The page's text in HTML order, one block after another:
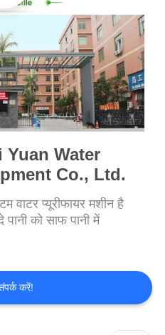
Yuan Water
Co., Ltd.
वाटर प्यूरीफायर मशीन है
को साफ पानी में
करें!